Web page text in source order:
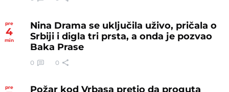
pre
4
min
Nina Drama se uključila uživo, pričala o
Srbiji i digla tri prsta, a onda je pozvao
Baka Prase
0 0
pre
Požar kod Vrbasa pretio da proguta